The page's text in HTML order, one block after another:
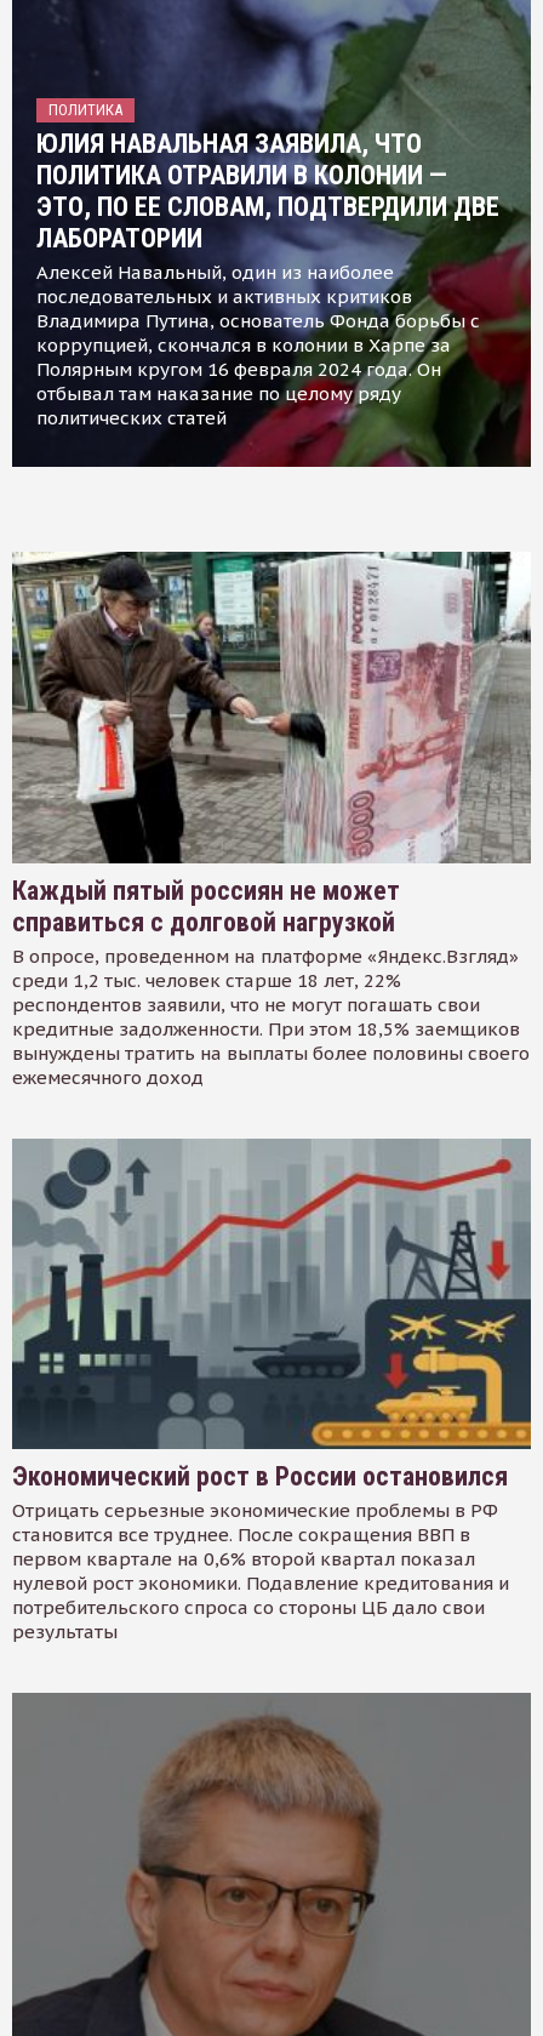
ПОЛИТИКА
ЮЛИЯ НАВАЛЬНАЯ ЗАЯВИЛА, ЧТО
ПОЛИТИКА ОТРАВИЛИ В КОЛОНИИ —
ЭТО, ПО ЕЕ СЛОВАМ, ПОДТВЕРДИЛИ ДВЕ
ЛАБОРАТОРИИ
Алексей Навальный, один из наиболее
последовательных и активных критиков
Владимира Путина, основатель Фонда борьбы с
коррупцией, скончался в колонии в Харпе за
Полярным кругом 16 февраля 2024 года. Он
отбывал там наказание по целому ряду
политических статей
Каждый пятый россиян не может
справиться с долговой нагрузкой
В опросе, проведенном на платформе «Яндекс.Взгляд»
среди 1,2 тыс. человек старше 18 лет, 22%
респондентов заявили, что не могут погашать свои
кредитные задолженности. При этом 18,5% заемщиков
вынуждены тратить на выплаты более половины своего
ежемесячного доход
Экономический рост в России остановился
Отрицать серьезные экономические проблемы в РФ
становится все труднее. После сокращения ВВП в
первом квартале на 0,6% второй квартал показал
нулевой рост экономики. Подавление кредитования и
потребительского спроса со стороны ЦБ дало свои
результаты